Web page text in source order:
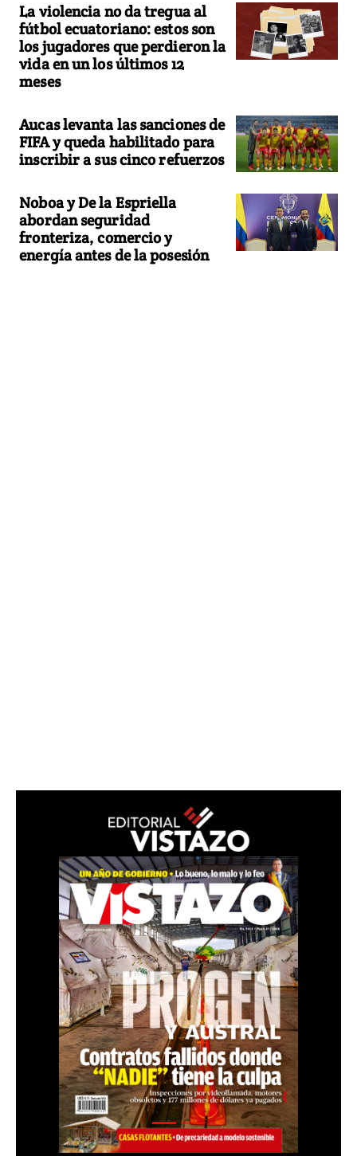
La violencia no da tregua al
fútbol ecuatoriano: estos son
los jugadores que perdieron la
vida en un los últimos 12
meses
Aucas levanta las sanciones de
FIFA y queda habilitado para
inscribir a sus cinco refuerzos
Noboa y De la Espriella
abordan seguridad
fronteriza, comercio y
energía antes de la posesión